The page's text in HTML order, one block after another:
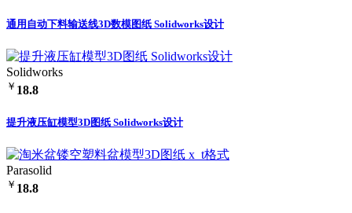
通用自动下料输送线3D数模图纸 Solidworks设计
Solidworks
￥ 18.8
提升液压缸模型3D图纸 Solidworks设计
Parasolid
￥ 18.8